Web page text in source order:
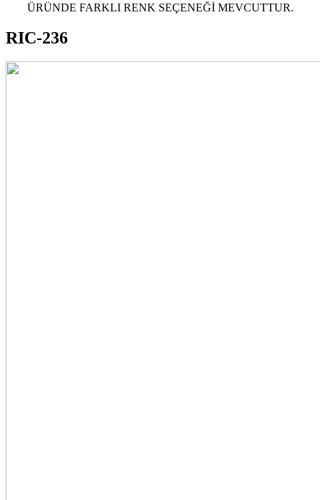
ÜRÜNDE FARKLI RENK SEÇENEĞİ MEVCUTTUR.
RIC-236